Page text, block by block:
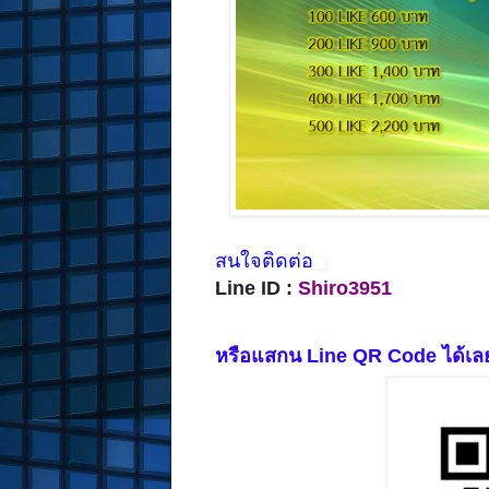
สนใจติดต่อ
Line ID : Shiro3951
หรือแสกน Line QR Code ได้เล